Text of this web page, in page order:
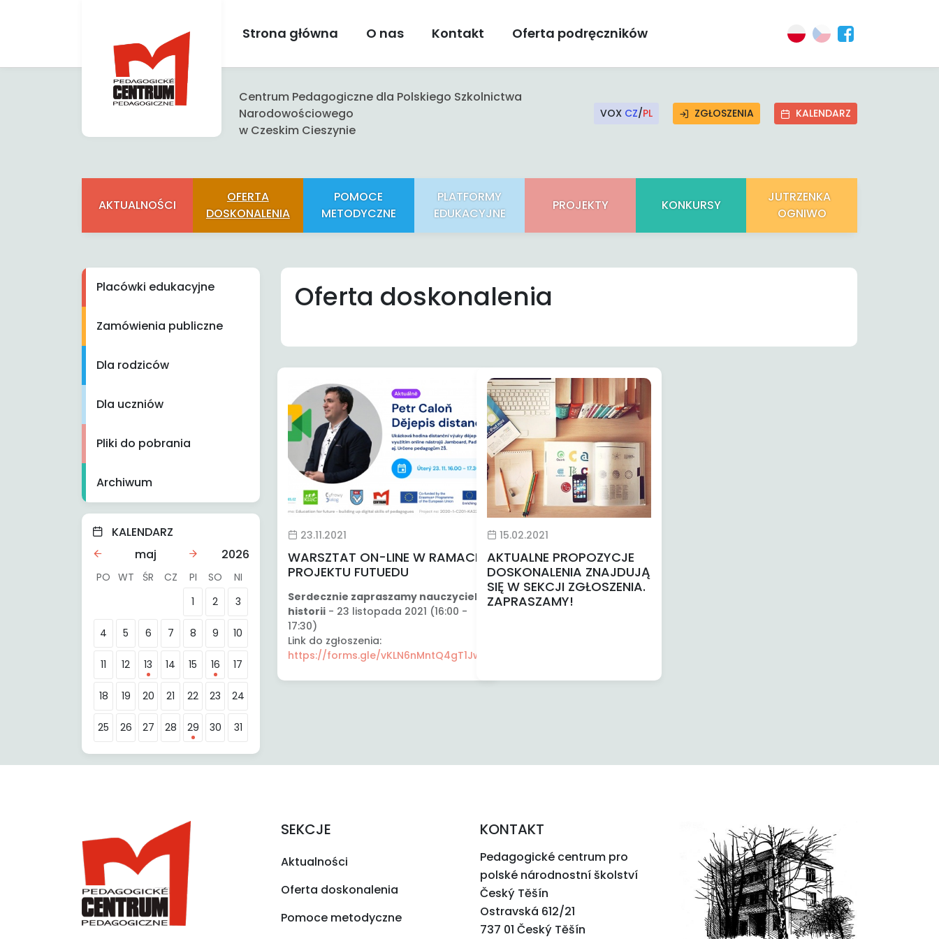
Strona główna O nas Kontakt Oferta podręczników
Centrum Pedagogiczne dla Polskiego Szkolnictwa
Narodowościowego
w Czeskim Cieszynie
VOX CZ/PL ZGŁOSZENIA KALENDARZ
AKTUALNOŚCI
OFERTA
DOSKONALENIA
POMOCE
METODYCZNE
PLATFORMY
EDUKACYJNE
PROJEKTY KONKURSY
JUTRZENKA
OGNIWO
Placówki edukacyjne
Zamówienia publiczne
Dla rodziców
Dla uczniów
Pliki do pobrania
Archiwum
KALENDARZ
maj
2026
PO WT ŚR CZ PI SO
NI
1
2 3
4 5 6 7 8 9 10
11 12 13 14 15 16 17
18 19 20 21 22 23 24
25 26 27 28 29 30 31
Oferta doskonalenia
23.11.2021
WARSZTAT ON-LINE W RAMACH
PROJEKTU FUTUEDU
Serdecznie zapraszamy nauczycieli
historii - 23 listopada 2021 (16:00 -
17:30)
Link do zgłoszenia:
https://forms.gle/vKLN6nMntQ4gT1Jw9
15.02.2021
AKTUALNE PROPOZYCJE
DOSKONALENIA ZNAJDUJĄ
SIĘ W SEKCJI ZGŁOSZENIA.
ZAPRASZAMY!
SEKCJE
Aktualności
Oferta doskonalenia
Pomoce metodyczne
KONTAKT
Pedagogické centrum pro
polské národnostní školství
Český Těšín
Ostravská 612/21
737 01 Český Těšín